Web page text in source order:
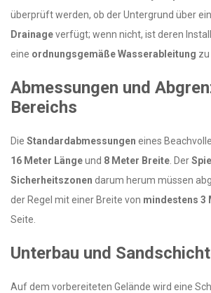
überprüft werden, ob der Untergrund über
Drainageverfügt; wenn nicht, ist deren
eine ordnungsgemäße Wasserableitung
Abmessungen und
Bereichs
Die Standardabmessungen eines
16 Meter Längeund 8 Meter Breite . Der
Sicherheitszonen darum herum müssen
der Regel mit einer Breite von mindestens 3
Seite.
Unterbau und
Auf dem vorbereiteten Gelände wird eine